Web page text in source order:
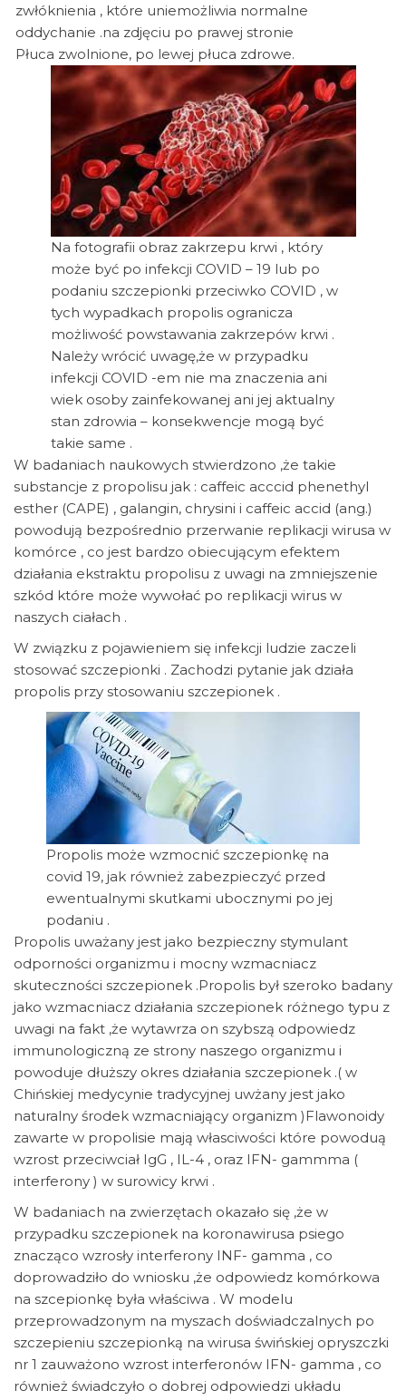
zwłóknienia , które uniemożliwia normalne
oddychanie .na zdjęciu po prawej stronie
Płuca zwolnione, po lewej płuca zdrowe.
Na fotografii obraz zakrzepu krwi , który
może być po infekcji COVID – 19 lub po
podaniu szczepionki przeciwko COVID , w
tych wypadkach propolis ogranicza
możliwość powstawania zakrzepów krwi .
Należy wrócić uwagę,że w przypadku
infekcji COVID -em nie ma znaczenia ani
wiek osoby zainfekowanej ani jej aktualny
stan zdrowia – konsekwencje mogą być
takie same .
W badaniach naukowych stwierdzono ,że takie
substancje z propolisu jak : caffeic acccid phenethyl
esther (CAPE) , galangin, chrysini i caffeic accid (ang.)
powodują bezpośrednio przerwanie replikacji wirusa w
komórce , co jest bardzo obiecującym efektem
działania ekstraktu propolisu z uwagi na zmniejszenie
szkód które może wywołać po replikacji wirus w
naszych ciałach .
W związku z pojawieniem się infekcji ludzie zaczeli
stosować szczepionki . Zachodzi pytanie jak działa
propolis przy stosowaniu szczepionek .
Propolis może wzmocnić szczepionkę na
covid 19, jak również zabezpieczyć przed
ewentualnymi skutkami ubocznymi po jej
podaniu .
Propolis uważany jest jako bezpieczny stymulant
odporności organizmu i mocny wzmacniacz
skuteczności szczepionek .Propolis był szeroko badany
jako wzmacniacz działania szczepionek różnego typu z
uwagi na fakt ,że wytawrza on szybszą odpowiedz
immunologiczną ze strony naszego organizmu i
powoduje dłuższy okres działania szczepionek .( w
Chińskiej medycynie tradycyjnej uwżany jest jako
naturalny środek wzmacniający organizm )Flawonoidy
zawarte w propolisie mają własciwości które powoduą
wzrost przeciwciał IgG , IL-4 , oraz IFN- gammma (
interferony ) w surowicy krwi .
W badaniach na zwierzętach okazało się ,że w
przypadku szczepionek na koronawirusa psiego
znacząco wzrosły interferony INF- gamma , co
doprowadziło do wniosku ,że odpowiedz komórkowa
na szcepionkę była właściwa . W modelu
przeprowadzonym na myszach doświadczalnych po
szczepieniu szczepionką na wirusa świńskiej opryszczki
nr 1 zauważono wzrost interferonów IFN- gamma , co
również świadczyło o dobrej odpowiedzi układu